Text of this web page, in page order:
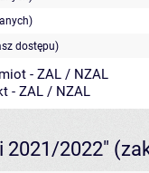
dostępu)
- ZAL / NZAL
- ZAL / NZAL
2021/2022"